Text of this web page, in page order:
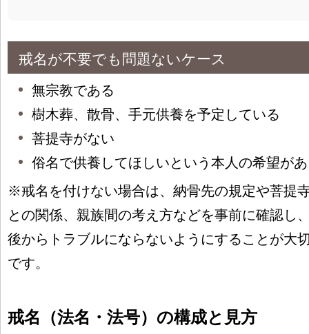
戒名が不要でも問題ないケース
無宗教である
樹木葬、散骨、手元供養を予定している
菩提寺がない
俗名で供養してほしいという本人の希望が
※戒名を付けない場合は、納骨先の規定や菩提
との関係、親族間の考え方などを事前に確認し
後からトラブルにならないようにすることが大
です。
戒名（法名・法号）の構成と見方